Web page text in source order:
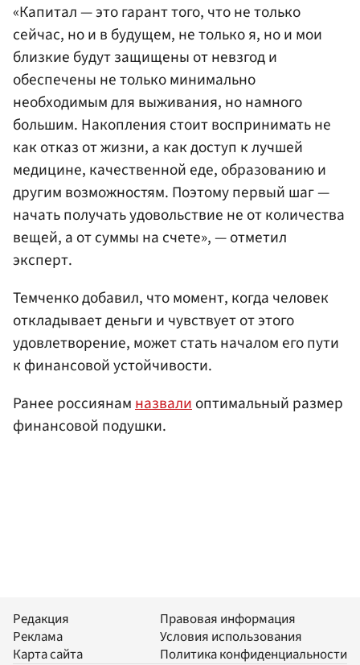
«Капитал — это гарант того, что не только
сейчас, но и в будущем, не только я, но и мои
близкие будут защищены от невзгод и
обеспечены не только минимально
необходимым для выживания, но намного
большим. Накопления стоит воспринимать не
как отказ от жизни, а как доступ к лучшей
медицине, качественной еде, образованию и
другим возможностям. Поэтому первый шаг —
начать получать удовольствие не от количества
вещей, а от суммы на счете», — отметил
эксперт.
Темченко добавил, что момент, когда человек
откладывает деньги и чувствует от этого
удовлетворение, может стать началом его пути
к финансовой устойчивости.
Ранее россиянамназвалиоптимальный размер
финансовой подушки.
Редакция
Реклама
Карта сайта
Правовая информация
Условия использования
Политика конфиденциальности